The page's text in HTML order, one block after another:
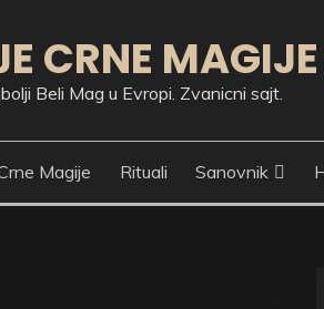
CRNE MAGIJE
Beli Mag u Evropi. Zvanicni sajt.
Magije Rituali Sanovnik